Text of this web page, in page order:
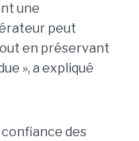
une
peut
en préservant
», a expliqué
confiance des